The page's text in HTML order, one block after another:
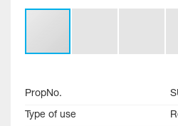
PropNo.
Type of use